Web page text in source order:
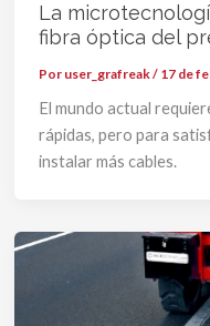
La
fibra óptica del
Por user_grafreak/ 17 de
El mundo actual
rápidas, pero para
instalar más cables.